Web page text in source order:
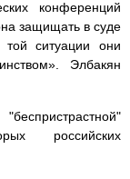
конференций
защищать в суде
ситуации они
Элбакян
российских